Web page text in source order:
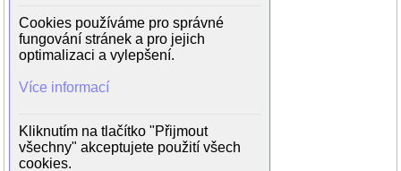
Martin Dejdar (Jozka)
Božena Böhmová
Ivana Chýlková (Víznerová)
Pavel Nový (mistr)
Věra Kubánková
Ladislav Kazda
Cookies používáme pro správné
fungování stránek a pro jejich
optimalizaci a vylepšení.
Více informací
Kliknutím na tlačítko "Přijmout
všechny" akceptujete použití všech
cookies.